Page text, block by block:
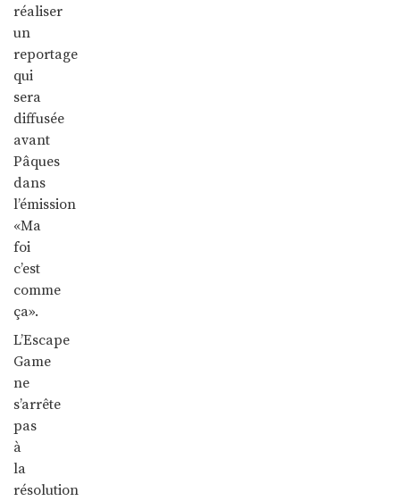
réaliser
un
reportage
qui
sera
diffusée
avant
Pâques
dans
l’émission
«Ma
foi
c’est
comme
ça».
L’Escape
Game
ne
s’arrête
pas
à
la
résolution